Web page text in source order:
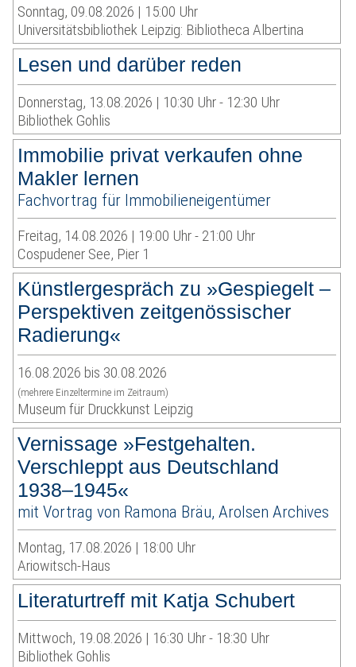
Sonntag, 09.08.2026 | 15:00 Uhr
Universitätsbibliothek Leipzig: Bibliotheca Albertina
Lesen und darüber reden
Donnerstag, 13.08.2026 | 10:30 Uhr - 12:30 Uhr
Bibliothek Gohlis
Immobilie privat verkaufen ohne
Makler lernen
Fachvortrag für Immobilieneigentümer
Freitag, 14.08.2026 | 19:00 Uhr - 21:00 Uhr
Cospudener See, Pier 1
Künstlergespräch zu »Gespiegelt –
Perspektiven zeitgenössischer
Radierung«
16.08.2026 bis 30.08.2026
(mehrere Einzeltermine im Zeitraum)
Museum für Druckkunst Leipzig
Vernissage »Festgehalten.
Verschleppt aus Deutschland
1938–1945«
mit Vortrag von Ramona Bräu, Arolsen Archives
Montag, 17.08.2026 | 18:00 Uhr
Ariowitsch-Haus
Literaturtreff mit Katja Schubert
Mittwoch, 19.08.2026 | 16:30 Uhr - 18:30 Uhr
Bibliothek Gohlis